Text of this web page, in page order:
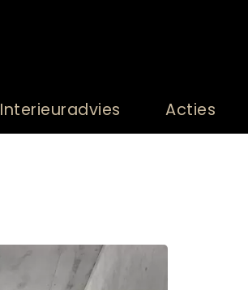
Interieuradvies Acties